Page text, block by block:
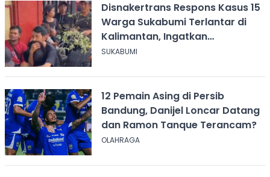
Disnakertrans Respons Kasus 15
Warga Sukabumi Terlantar di
Kalimantan, Ingatkan
Pentingnya Perjanjian Kerja
SUKABUMI
12 Pemain Asing di Persib
Bandung, Danijel Loncar Datang
dan Ramon Tanque Terancam?
OLAHRAGA